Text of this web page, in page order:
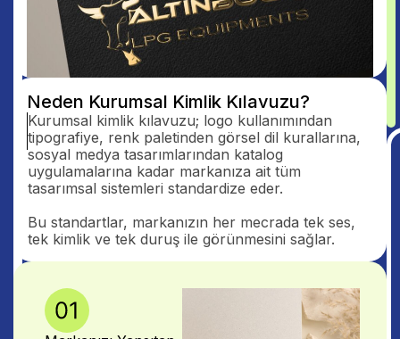
Neden Kurumsal Kimlik Kılavuzu?
Kurumsal kimlik kılavuzu; logo kullanımından
tipografiye, renk paletinden görsel dil kurallarına,
sosyal medya tasarımlarından katalog
uygulamalarına kadar markanıza ait tüm
tasarımsal sistemleri standardize eder.
Bu standartlar, markanızın her mecrada tek ses,
tek kimlik ve tek duruş ile görünmesini sağlar.